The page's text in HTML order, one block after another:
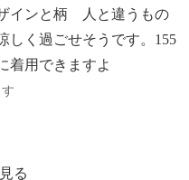
インと柄 人と違うもの
く過ごせそうです。155
着用できますよ
る